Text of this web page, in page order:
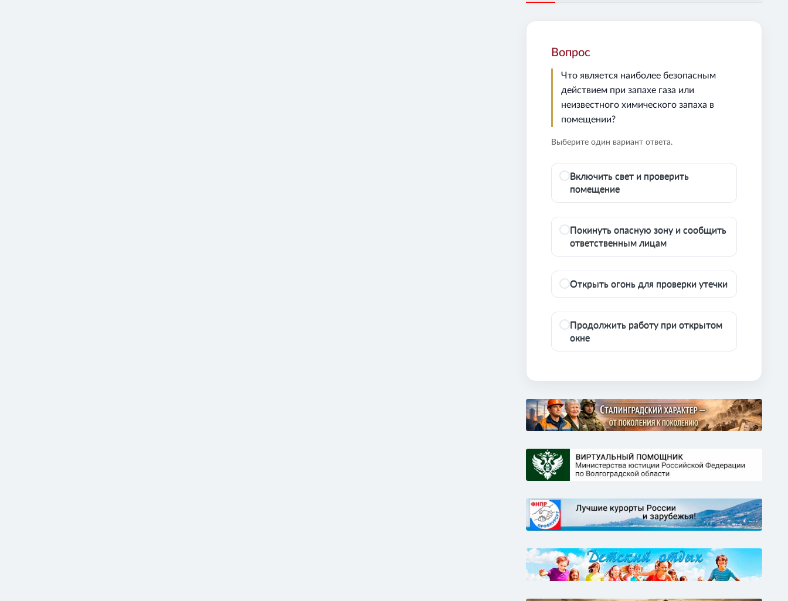
Вопрос
Что является наиболее безопасным
действием при запахе газа или
неизвестного химического запаха в
помещении?
Выберите один вариант ответа.
Включить свет и проверить
помещение
Покинуть опасную зону и сообщить
ответственным лицам
Открыть огонь для проверки утечки
Продолжить работу при открытом
окне